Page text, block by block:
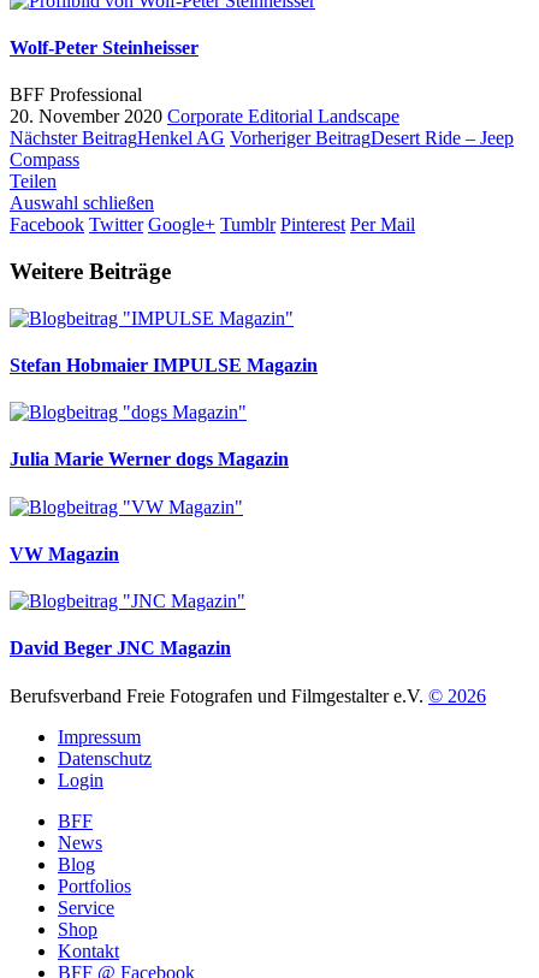
Wolf-Peter Steinheisser
BFF Professional
20. November 2020 Corporate Editorial Landscape
Nächster BeitragHenkel AG Vorheriger BeitragDesert Ride – Jeep
Compass
Teilen
Auswahl schließen
Facebook Twitter Google+ Tumblr Pinterest Per Mail
Weitere Beiträge
Stefan Hobmaier IMPULSE Magazin
Julia Marie Werner dogs Magazin
VW Magazin
David Beger JNC Magazin
Berufsverband Freie Fotografen und Filmgestalter e.V. © 2026
Impressum
Datenschutz
Login
BFF
News
Blog
Portfolios
Service
Shop
Kontakt
BFF @ Facebook